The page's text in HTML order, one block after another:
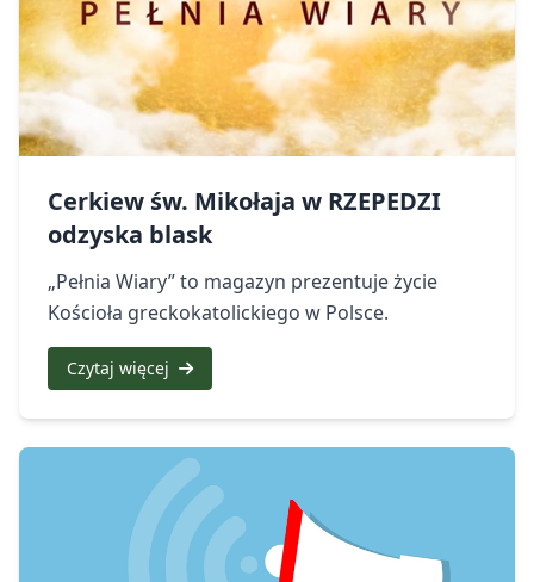
Cerkiew św. Mikołaja w RZEPEDZI
odzyska blask
„Pełnia Wiary” to magazyn prezentuje życie
Kościoła greckokatolickiego w Polsce.
Czytaj więcej